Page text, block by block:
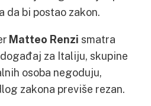
da bi postao zakon.
Matteo Renzi smatra
za Italiju, skupine
osoba negoduju,
zakona previše rezan.